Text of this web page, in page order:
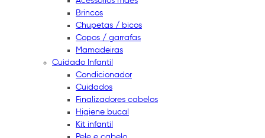
Brincos
Chupetas / bicos
Copos / garrafas
Mamadeiras
Cuidado Infantil
Condicionador
Cuidados
Finalizadores cabelos
Higiene bucal
Kit infantil